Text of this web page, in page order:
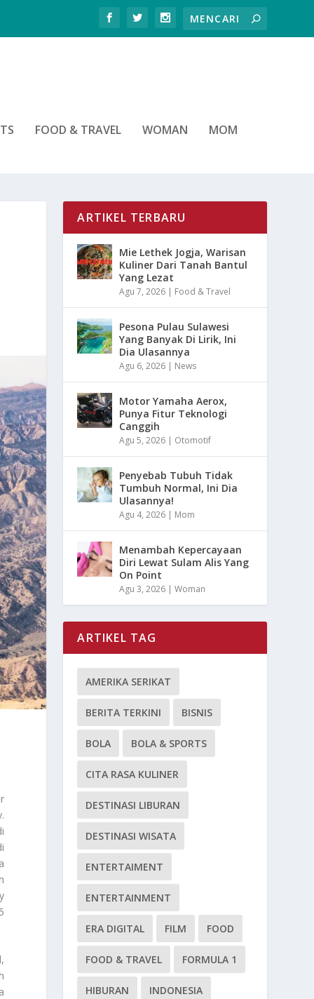
FOOD & TRAVEL WOMAN MOM
ARTIKEL TERBARU
Mie Lethek Jogja, Warisan
Kuliner Dari Tanah Bantul
Yang Lezat
Agu 7, 2026 | Food & Travel
Pesona Pulau Sulawesi
Yang Banyak Di Lirik, Ini
Dia Ulasannya
Agu 6, 2026 | News
Motor Yamaha Aerox,
Punya Fitur Teknologi
Canggih
Agu 5, 2026 | Otomotif
Penyebab Tubuh Tidak
Tumbuh Normal, Ini Dia
Ulasannya!
Agu 4, 2026 | Mom
Menambah Kepercayaan
Diri Lewat Sulam Alis Yang
On Point
Agu 3, 2026 |Woman
ARTIKEL TAG
AMERIKA SERIKAT
BERITA TERKINI BISNIS
BOLA BOLA & SPORTS
CITA RASA KULINER
DESTINASI LIBURAN
DESTINASI WISATA
ENTERTAIMENT
ENTERTAINMENT
ERA DIGITAL FILM FOOD
FOOD & TRAVEL FORMULA 1
HIBURAN INDONESIA